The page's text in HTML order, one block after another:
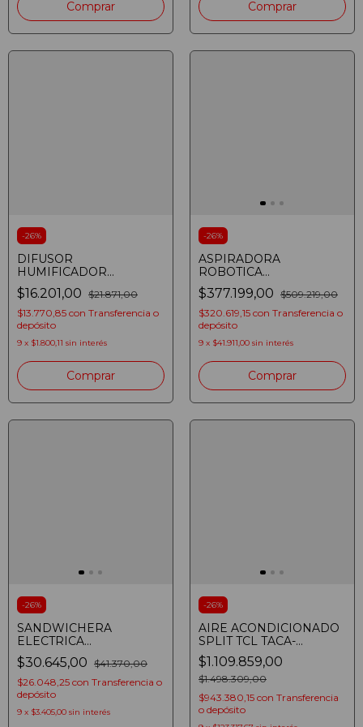
-26%
DIFUSOR
HUMIFICADOR
KANJIHOME KJH-134L
AROMATERAPIA 120ML
40ML/HORA LUZ USB
$16.201,00 $21.871,00
$13.770,85 con Transferencia o
depósito
9 x $1.800,11 sin interés
-26%
ASPIRADORA
ROBOTICA
WESTINGHOUSE
WFVCRK185 BARRE
ASPIRA TRAPEA APP
TUYA
$377.199,00 $509.219,00
$320.619,15 con Transferencia o
depósito
9 x $41.911,00 sin interés
-26%
SANDWICHERA
ELECTRICA
WESTINGHOUSE WH-
SM700SW-01 700W
BLANCA
$30.645,00 $41.370,00
$26.048,25 con Transferencia o
depósito
9 x $3.405,00 sin interés
-26%
AIRE ACONDICIONADO
SPLIT TCL TACA-
3100FCSA/TPRO2
INVERTER 3100W FRIO
CALOR
$1.109.859,00
$1.498.309,00
$943.380,15 con Transferencia
o depósito